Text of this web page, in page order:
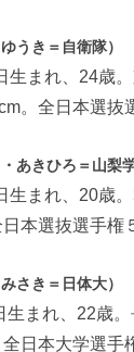
うき＝自衛隊）
まれ、24歳
。全日本選抜
あきひろ＝山梨学
まれ、20歳
本選抜選手権
さき＝日体大）
まれ、22歳
日本大学選手